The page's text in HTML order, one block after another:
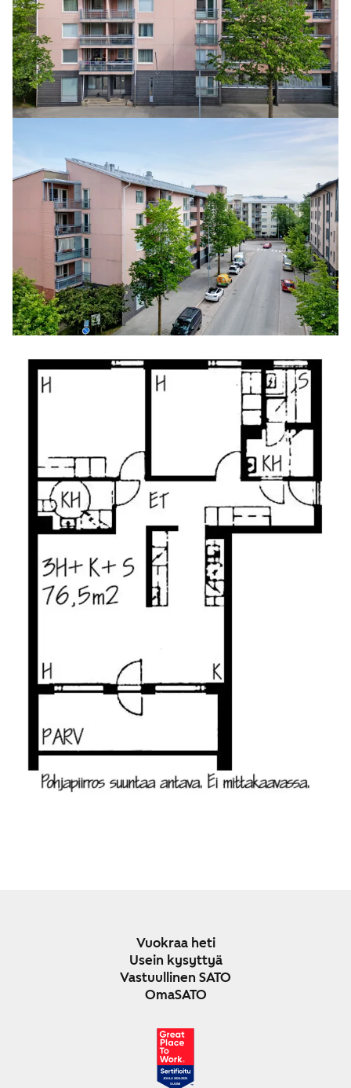
Vuokraa heti
Usein kysyttyä
Vastuullinen SATO
OmaSATO
JOULU 2024-2025
SUOMI